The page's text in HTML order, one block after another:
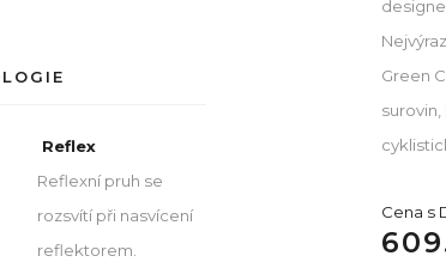
Green
Cena s
Reflex
Reflexní pruh se
rozsvítí při nasvícení
reflektorem.